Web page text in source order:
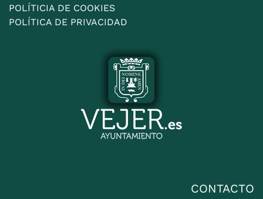
POLÍTICIA DE COOKIES
POLÍTICA DE PRIVACIDAD
CONTACTO